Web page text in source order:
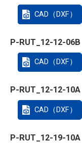
CAD（DXF）
P-RUT_12-12-06B
CAD（DXF）
P-RUT_12-12-10A
CAD（DXF）
P-RUT_12-19-10A